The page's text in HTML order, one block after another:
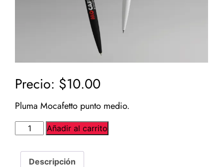
$10.00
Pluma Mocafetto punto medio.
Pluma
mocafetto
cantidad
Añadir al carrito
Descripción